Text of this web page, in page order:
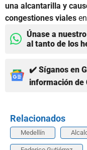
una alcantarilla y
congestiones viales
Únase a
al tanto de los
✔️ Síganos en
información de
Relacionados
Medellín